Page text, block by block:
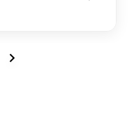
Restaurant